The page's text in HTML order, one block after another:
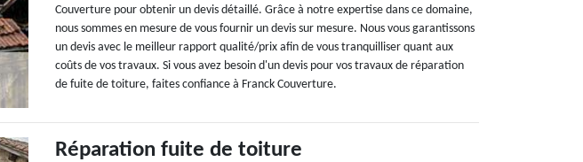
Couverture pour obtenir un devis détaillé. Grâce à notre expertise dans ce domaine,
nous sommes en mesure de vous fournir un devis sur mesure. Nous vous garantissons
un devis avec le meilleur rapport qualité/prix afin de vous tranquilliser quant aux
coûts de vos travaux. Si vous avez besoin d'un devis pour vos travaux de réparation
de fuite de toiture, faites confiance à Franck Couverture.
Réparation fuite de toiture